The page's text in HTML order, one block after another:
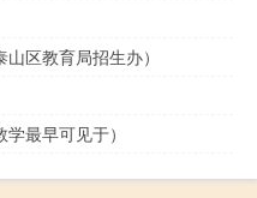
区教育局招生办）
最早可见于）